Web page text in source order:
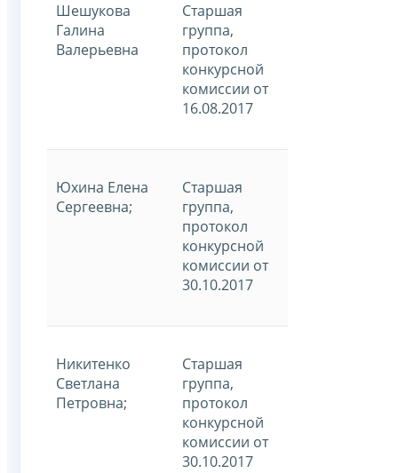
Шешукова
Галина
Валерьевна
Старшая
группа,
протокол
конкурсной
комиссии от
16.08.2017
Юхина Елена
Сергеевна;
Старшая
группа,
протокол
конкурсной
комиссии от
30.10.2017
Никитенко
Светлана
Петровна;
Старшая
группа,
протокол
конкурсной
комиссии от
30.10.2017